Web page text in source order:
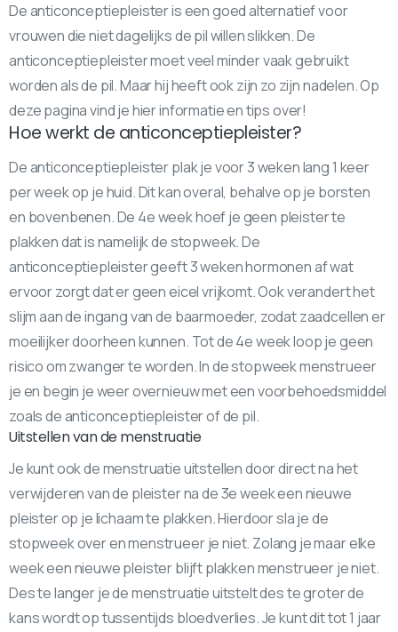
De anticonceptiepleister is een goed alternatief voor
vrouwen die niet dagelijks de pil willen slikken. De
anticonceptiepleister moet veel minder vaak gebruikt
worden als de pil. Maar hij heeft ook zijn zo zijn nadelen. Op
deze pagina vind je hier informatie en tips over!
Hoe werkt de anticonceptiepleister?
De anticonceptiepleister plak je voor 3 weken lang 1 keer
per week op je huid. Dit kan overal, behalve op je borsten
en bovenbenen. De 4e week hoef je geen pleister te
plakken dat is namelijk de stopweek. De
anticonceptiepleister geeft 3 weken hormonen af wat
ervoor zorgt dat er geen eicel vrijkomt. Ook verandert het
slijm aan de ingang van de baarmoeder, zodat zaadcellen er
moeilijker doorheen kunnen. Tot de 4e week loop je geen
risico om zwanger te worden. In de stopweek menstrueer
je en begin je weer overnieuw met een voorbehoedsmiddel
zoals de anticonceptiepleister of de pil.
Uitstellen van de menstruatie
Je kunt ook de menstruatie uitstellen door direct na het
verwijderen van de pleister na de 3e week een nieuwe
pleister op je lichaam te plakken. Hierdoor sla je de
stopweek over en menstrueer je niet. Zolang je maar elke
week een nieuwe pleister blijft plakken menstrueer je niet.
Des te langer je de menstruatie uitstelt des te groter de
kans wordt op tussentijds bloedverlies. Je kunt dit tot 1 jaar